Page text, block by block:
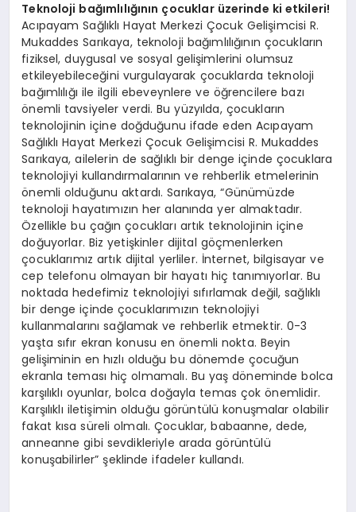
SAĞLIK
SPOR
YAŞAM
DIĞER
Teknoloji bağımlılığının çocuklar üzerinde ki etkileri!
Acıpayam Sağlıklı Hayat Merkezi Çocuk Gelişimcisi R.
Mukaddes Sarıkaya, teknoloji bağımlılığının çocukların
fiziksel, duygusal ve sosyal gelişimlerini olumsuz
etkileyebileceğini vurgulayarak çocuklarda teknoloji
bağımlılığı ile ilgili ebeveynlere ve öğrencilere bazı
önemli tavsiyeler verdi. Bu yüzyılda, çocukların
teknolojinin içine doğduğunu ifade eden Acıpayam
Sağlıklı Hayat Merkezi Çocuk Gelişimcisi R. Mukaddes
Sarıkaya, ailelerin de sağlıklı bir denge içinde çocuklara
teknolojiyi kullandırmalarının ve rehberlik etmelerinin
önemli olduğunu aktardı. Sarıkaya, “Günümüzde
teknoloji hayatımızın her alanında yer almaktadır.
Özellikle bu çağın çocukları artık teknolojinin içine
doğuyorlar. Biz yetişkinler dijital göçmenlerken
çocuklarımız artık dijital yerliler. İnternet, bilgisayar ve
cep telefonu olmayan bir hayatı hiç tanımıyorlar. Bu
noktada hedefimiz teknolojiyi sıfırlamak değil, sağlıklı
bir denge içinde çocuklarımızın teknolojiyi
kullanmalarını sağlamak ve rehberlik etmektir. 0-3
yaşta sıfır ekran konusu en önemli nokta. Beyin
gelişiminin en hızlı olduğu bu dönemde çocuğun
ekranla teması hiç olmamalı. Bu yaş döneminde bolca
karşılıklı oyunlar, bolca doğayla temas çok önemlidir.
Karşılıklı iletişimin olduğu görüntülü konuşmalar olabilir
fakat kısa süreli olmalı. Çocuklar, babaanne, dede,
anneanne gibi sevdikleriyle arada görüntülü
konuşabilirler” şeklinde ifadeler kullandı.